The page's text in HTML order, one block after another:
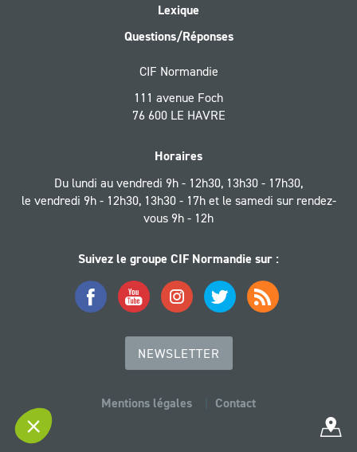
Lexique
Questions/Réponses
CIF Normandie
111 avenue Foch
76 600 LE HAVRE
Horaires
Du lundi au vendredi 9h - 12h30, 13h30 - 17h30,
le vendredi 9h - 12h30, 13h30 - 17h et le samedi sur rendez-
vous 9h - 12h
Suivez le groupe CIF Normandie sur :
FacebookYouTubeInstagramTwitter Flux
RSS
NEWSLETTER
Mentions légales Contact